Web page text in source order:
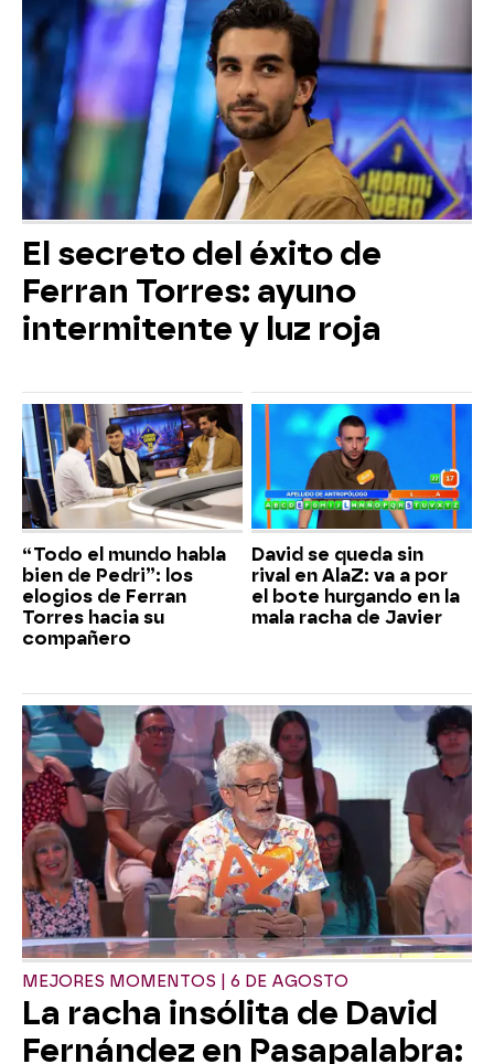
El secreto del éxito de
Ferran Torres: ayuno
intermitente y luz roja
“Todo el mundo habla
bien de Pedri”: los
elogios de Ferran
Torres hacia su
compañero
David se queda sin
rival en AlaZ: va a por
el bote hurgando en la
mala racha de Javier
MEJORES MOMENTOS | 6 DE AGOSTO
La racha insólita de David
Fernández en Pasapalabra: